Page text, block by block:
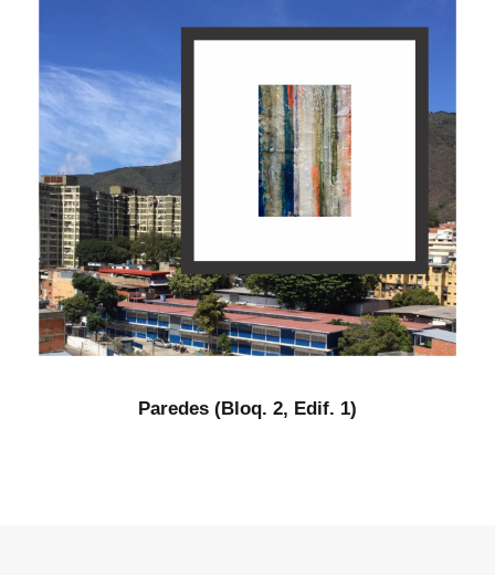
Paredes (Bloq. 2, Edif. 1)